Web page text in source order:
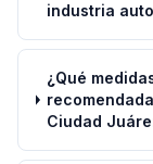
industria
¿Qué
Ciudad